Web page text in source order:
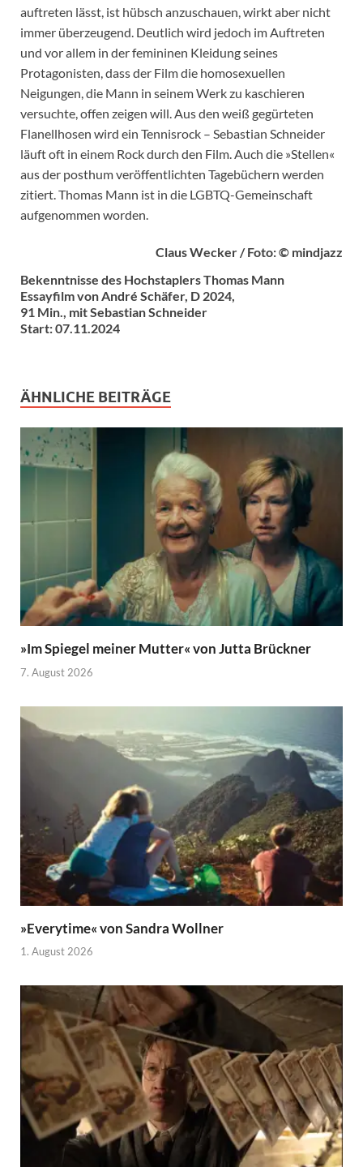
auftreten lässt, ist hübsch anzuschauen, wirkt aber nicht
immer überzeugend. Deutlich wird jedoch im Auftreten
und vor allem in der femininen Kleidung seines
Protagonisten, dass der Film die homosexuellen
Neigungen, die Mann in seinem Werk zu kaschieren
versuchte, offen zeigen will. Aus den weiß gegürteten
Flanellhosen wird ein Tennisrock – Sebastian Schneider
läuft oft in einem Rock durch den Film. Auch die »Stellen«
aus der posthum veröffentlichten Tagebüchern werden
zitiert. Thomas Mann ist in die LGBTQ-Gemeinschaft
aufgenommen worden.
Claus Wecker / Foto: © mindjazz
Bekenntnisse des Hochstaplers Thomas Mann
Essayfilm von André Schäfer, D 2024,
91 Min., mit Sebastian Schneider
Start: 07.11.2024
ÄHNLICHE BEITRÄGE
»Im Spiegel meiner Mutter« von Jutta Brückner
7. August 2026
»Everytime« von Sandra Wollner
1. August 2026